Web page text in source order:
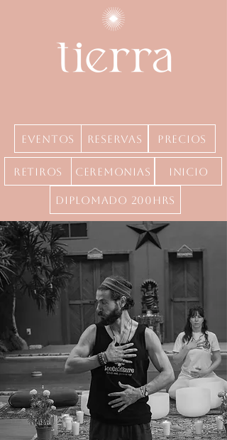
Reservas
Eventos precios
Ceremonias
Retiros inicio
Diplomado 200hrs